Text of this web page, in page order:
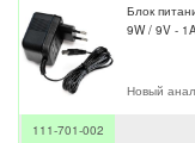
Блок
9W / 9V -
Новый
111-701-002